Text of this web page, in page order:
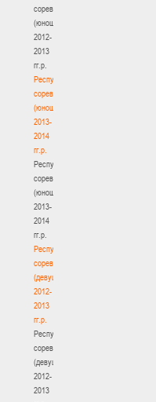
соревнования
(юноши)
2012-
2013
гг.р.
Республиканские
соревнования
(юноши)
2013-
2014
гг.р.
Республиканские
соревнования
(юноши)
2013-
2014
гг.р.
Республиканские
соревнования
(девушки)
2012-
2013
гг.р.
Республиканские
соревнования
(девушки)
2012-
2013